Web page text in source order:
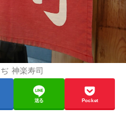
神楽寿司
送る Pocket